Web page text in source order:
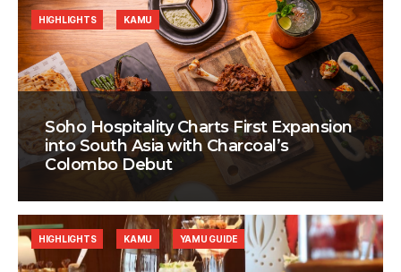
Soho Hospitality Charts First Expansion
into South Asia with Charcoal’s
Colombo Debut
HIGHLIGHTS KAMU
HIGHLIGHTS KAMU YAMU GUIDE